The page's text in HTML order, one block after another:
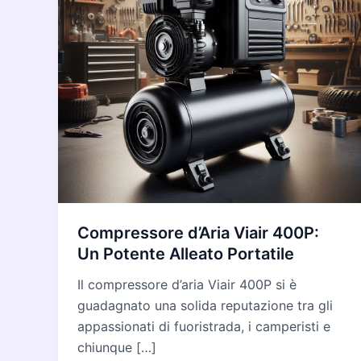
Compressore d’Aria Viair 400P:
Un Potente Alleato Portatile
Il compressore d’aria Viair 400P si è
guadagnato una solida reputazione tra gli
appassionati di fuoristrada, i camperisti e
chiunque […]